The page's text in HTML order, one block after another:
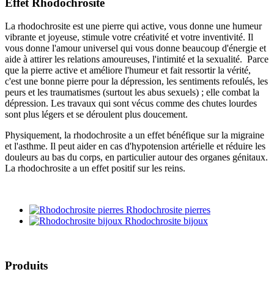
La rhodochrosite est une pierre qui active, vous donne une humeur
vibrante et joyeuse, stimule votre créativité et votre inventivité. Il
vous donne l'amour universel qui vous donne beaucoup d'énergie et
aide à attirer les relations amoureuses, l'intimité et la sexualité. Parce
que la pierre active et améliore l'humeur et fait ressortir la vérité,
c'est une bonne pierre pour la dépression, les sentiments refoulés, les
peurs et les traumatismes (surtout les abus sexuels) ; elle combat la
dépression. Les travaux qui sont vécus comme des chutes lourdes
sont plus légers et se déroulent plus doucement.
Physiquement, la rhodochrosite a un effet bénéfique sur la migraine
et l'asthme. Il peut aider en cas d'hypotension artérielle et réduire les
douleurs au bas du corps, en particulier autour des organes génitaux.
La rhodochrosite a un effet positif sur les reins.
Rhodochrosite pierres
Rhodochrosite bijoux
Produits